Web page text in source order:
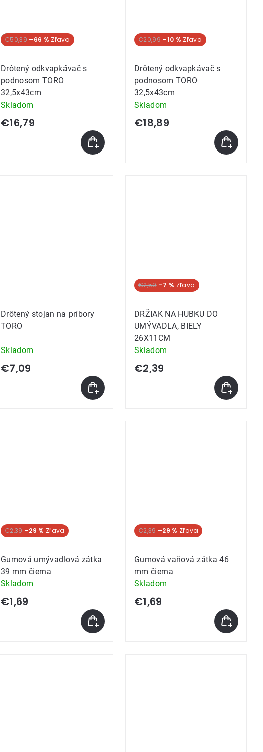
SUPER CENA
€50,39 –66 %
Drôtený odkvapkávač s
podnosom TORO
32,5x43cm
Skladom
€16,79
€20,99 –10 %
Drôtený odkvapkávač s
podnosom TORO
32,5x43cm
Skladom
€18,89
Drôtený stojan na príbory
TORO
Skladom
€7,09
€2,59 –7 %
DRŽIAK NA HUBKU DO
UMÝVADLA, BIELY
26X11CM
Skladom
€2,39
€2,39 –29 %
Gumová umývadlová zátka
39 mm čierna
Skladom
€1,69
€2,39 –29 %
Gumová vaňová zátka 46
mm čierna
Skladom
€1,69